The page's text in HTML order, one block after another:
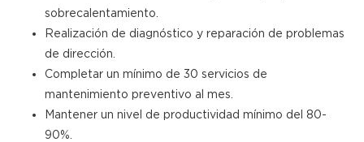
sobrecalentamiento.
Realización de diagnóstico y reparación de problemas
de dirección.
Completar un mínimo de 30 servicios de
mantenimiento preventivo al mes.
Mantener un nivel de productividad mínimo del 80-
90%.